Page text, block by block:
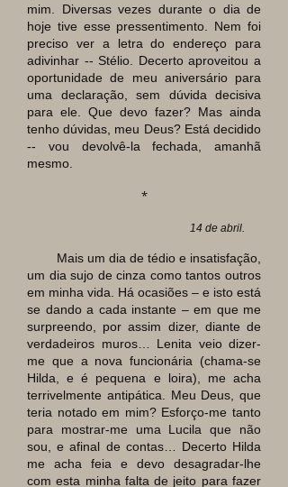
mim. Diversas vezes durante o dia de
hoje tive esse pressentimento. Nem foi
preciso ver a letra do endereço para
adivinhar -- Stélio. Decerto aproveitou a
oportunidade de meu aniversário para
uma declaração, sem dúvida decisiva
para ele. Que devo fazer? Mas ainda
tenho dúvidas, meu Deus? Está decidido
-- vou devolvê-la fechada, amanhã
mesmo.
*
14 de abril.
Mais um dia de tédio e insatisfação,
um dia sujo de cinza como tantos outros
em minha vida. Há ocasiões – e isto está
se dando a cada instante –em que me
surpreendo, por assim dizer, diante de
verdadeiros muros… Lenita veio dizer-
me que a nova funcionária (chama-se
Hilda, e é pequena e loira), me acha
terrivelmente antipática. Meu Deus, que
teria notado em mim? Esforço-me tanto
para mostrar-me uma Lucila que não
sou, e afinal de contas… Decerto Hilda
me acha feia e devo desagradar-lhe
com esta minha falta de jeito para fazer